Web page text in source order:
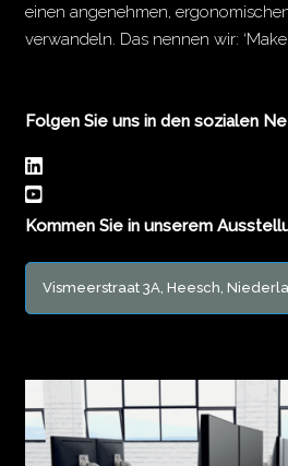
einen angenehmen,
verwandeln. Das nennen wir: ‘Make
Folgen Sie uns in den sozialen
Kommen Sie in unserem
Vismeerstraat 3A, Heesch,